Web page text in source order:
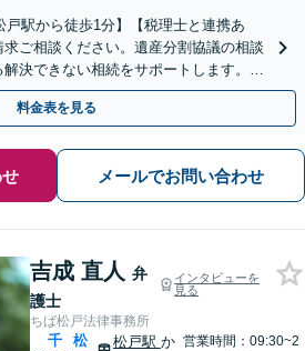
戸駅から徒歩1分】【税理士と連携あ
ご相談ください。遺産分割協議の相談
決できない相続をサポートします。感
です。
料金表を見る
メールでお問い合わせ
吉成 直人 弁
護士
インタビューを
見る
ちば松戸法律事務所
千
松
松戸駅 か 営業時間：09:30~2